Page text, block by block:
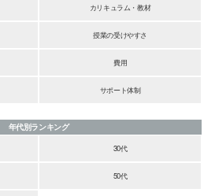
カリキュラム・教材
授業の受けやすさ
費用
サポート体制
年代別ランキング
30代
50代